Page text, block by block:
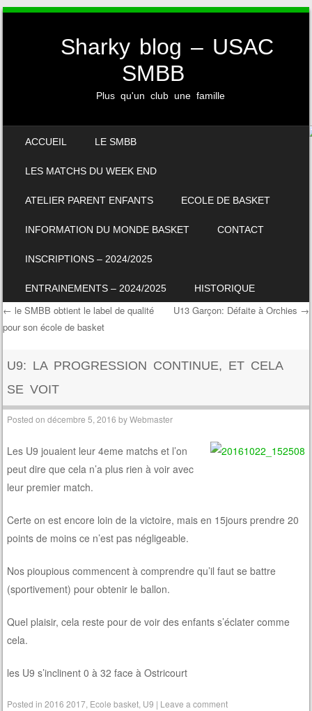
Sharky blog – USAC
SMBB
Plus qu'un club une famille
ACCUEIL LE SMBB
LES MATCHS DU WEEK END
ATELIER PARENT ENFANTS ECOLE DE BASKET
INFORMATION DU MONDE BASKET CONTACT
INSCRIPTIONS – 2024/2025
ENTRAINEMENTS – 2024/2025 HISTORIQUE
Post navigation
← le SMBB obtient le label de qualité
pour son école de basket
U13 Garçon: Défaite à Orchies →
U9: LA PROGRESSION CONTINUE, ET CELA
SE VOIT
Posted ondécembre 5, 2016 byWebmaster
Les U9 jouaient leur 4eme matchs et l’on
peut dire que cela n’a plus rien à voir avec
leur premier match.
Certe on est encore loin de la victoire, mais en 15jours prendre 20
points de moins ce n’est pas négligeable.
Nos pioupious commencent à comprendre qu’il faut se battre
(sportivement) pour obtenir le ballon.
Quel plaisir, cela reste pour de voir des enfants s’éclater comme
cela.
les U9 s’inclinent 0 à 32 face à Ostricourt
Posted in2016 2017 Ecole basket U9 | Leave a comment